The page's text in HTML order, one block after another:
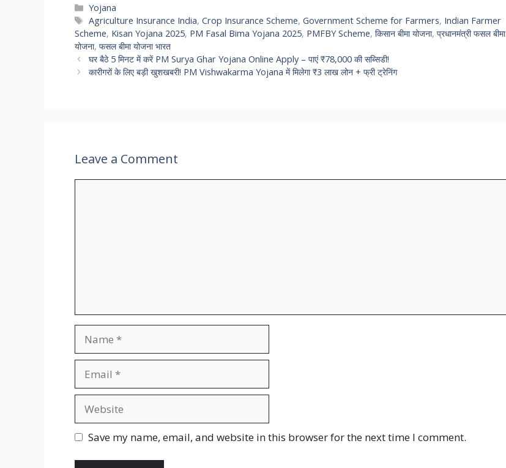
Categories
Yojana
Tags
Agriculture Insurance India,Crop Insurance Scheme,Government Scheme for Farmers, Indian Farmer
Scheme, Kisan Yojana 2025, PM Fasal Bima Yojana 2025, PMFBY Scheme, किसान बीमा योजना, प्रधानमंत्री फसल बीमा
योजना, फसल बीमा योजना भारत
घर बैठे 5 मिनट में करें PM Surya Ghar Yojana Online Apply – पाएं ₹78,000 की सब्सिडी!
कारीगरों के लिए बड़ी खुशखबरी! PM Vishwakarma Yojana में मिलेगा ₹3 लाख लोन + फ्री ट्रेनिंग
Leave a Comment
Save my name, email, and website in this browser for the next time I comment.